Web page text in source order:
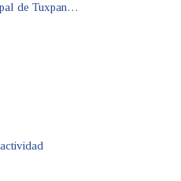
de Tuxpan…